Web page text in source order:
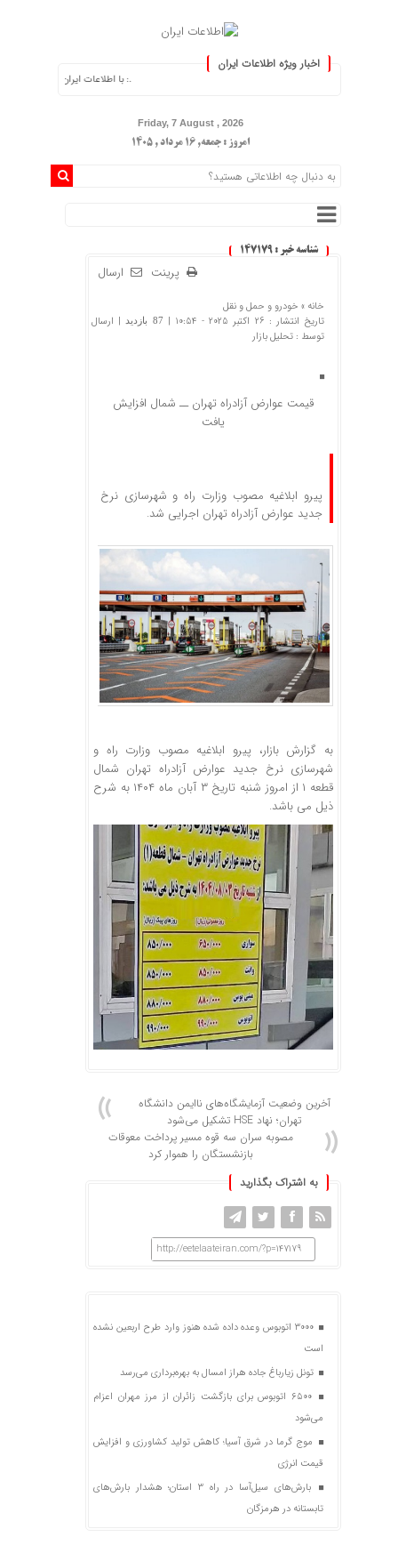
اخبار ویژه اطلاعات ایران
.: با اطلاعات ایران، اطلاعات خود را به‌روز
Friday, 7 August , 2026
امروز : جمعه, ۱۶ مرداد , ۱۴۰۵
شناسه خبر : 147179
ارسال پرینت
خانه » خودرو و حمل و نقل
تاریخ انتشار : 26 اکتبر 2025 - 10:54 |
87 بازدید
| ارسال
توسط : تحلیل بازار
قیمت عوارض آزادراه تهران ــ شمال افزایش
یافت
پیرو ابلاغیه مصوب وزارت راه و شهرسازی نرخ
جدید عوارض آزادراه تهران اجرایی شد.
به گزارش بازار، پیرو ابلاغیه مصوب وزارت راه و
شهرسازی نرخ جدید عوارض آزادراه تهران شمال
قطعه ۱ از امروز شنبه تاریخ ۳ آبان ماه ۱۴۰۴ به شرح
ذیل می باشد.
آخرین وضعیت آزمایشگاه‌های ناایمن دانشگاه
تهران؛ نهاد HSE تشکیل می‌شود
مصوبه سران سه قوه مسیر پرداخت معوقات
بازنشستگان را هموار کرد
به اشتراک بگذارید
http://eetelaateiran.com/?p=147179
۳۰۰۰ اتوبوس وعده داده شده هنوز وارد طرح اربعین نشده
است
تونل زیارباغ جاده هراز امسال به بهره‌برداری می‌رسد
۶۵۰۰ اتوبوس برای بازگشت زائران از مرز مهران اعزام
می‌شود
موج گرما در شرق آسیا؛ کاهش تولید کشاورزی و افزایش
قیمت انرژی
بارش‌های سیل‌آسا در راه ۳ استان؛ هشدار بارش‌های
تابستانه در هرمزگان